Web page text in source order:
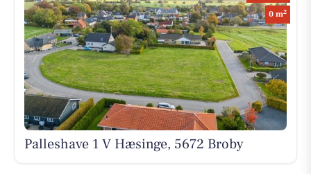
0 m2
Palleshave 1 V Hæsinge, 5672 Broby